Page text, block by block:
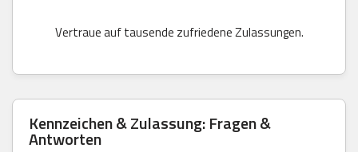
Vertraue auf tausende zufriedene Zulassungen.
Kennzeichen & Zulassung: Fragen &
Antworten